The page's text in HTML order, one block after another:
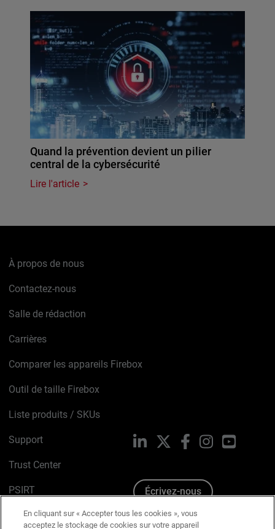
Quand la prévention devient un pilier
central de la cybersécurité
Lire l'article
À propos de nous
Contactez-nous
Salle de rédaction
Carrières
Comparer les appareils Firebox
Outil de taille Firebox
Liste produits / SKUs
Support
Trust Center
PSIRT
Avis sur les cookies
LinkedIn FacebookInstagramYouTube
Écrivez-nous
En cliquant sur « Accepter tous les cookies », vous
acceptez le stockage de cookies sur votre appareil